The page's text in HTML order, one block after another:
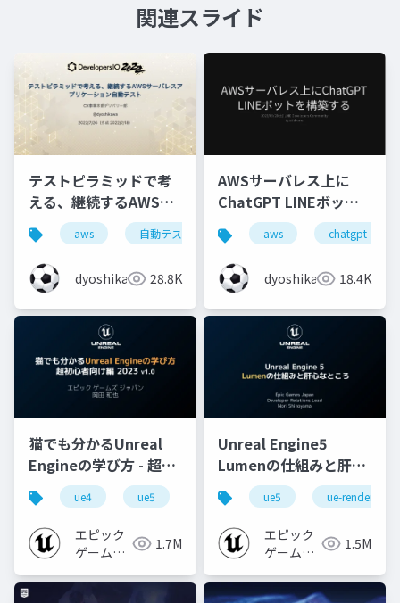
関連スライド
テストピラミッドで考
える、継続するAWSサ
ーバレスアプリケーシ
ョン自動テスト
aws 自動テスト
dyoshikawa 28.8K
AWSサーバレス上に
ChatGPT LINEボット
を構築する
aws chatgpt
dyoshikawa 18.4K
猫でも分かるUnreal
Engineの学び方 - 超初
心者向け編 - 2023 v1.0
ue4 ue5 ue-beginner
エピック
ゲームズ
1.7M
Unreal Engine5
Lumenの仕組みと肝心
なところ
ue5 ue-rendering
エピック
ゲームズ
1.5M